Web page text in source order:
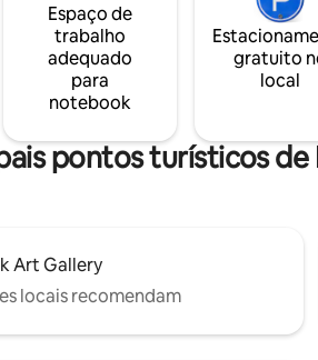
Espaço de
trabalho
adequado
para
notebook
gratuito
local
pontos turísticos
Art Gallery
locais recomendam